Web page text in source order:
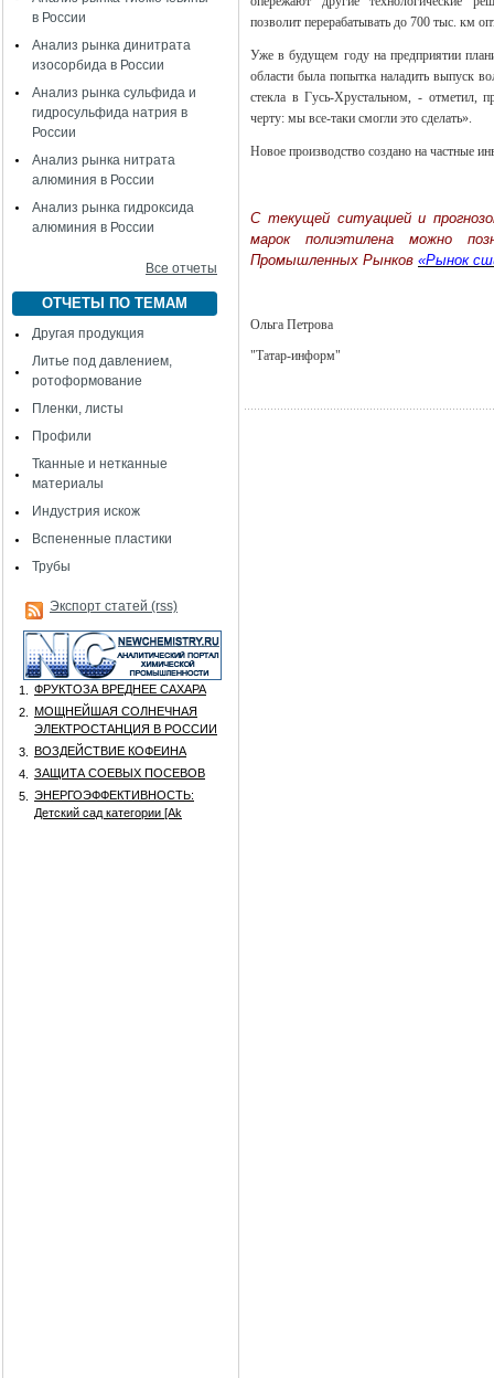
в России
Анализ рынка динитрата
изосорбида в России
Анализ рынка сульфида и
гидросульфида натрия в
России
Анализ рынка нитрата
алюминия в России
Анализ рынка гидроксида
алюминия в России
Все отчеты
ОТЧЕТЫ ПО ТЕМАМ
Другая продукция
Литье под давлением,
ротоформование
Пленки, листы
Профили
Тканные и нетканные
материалы
Индустрия искож
Вспененные пластики
Трубы
Экспорт статей (rss)
1.
ФРУКТОЗА ВРЕДНЕЕ САХАРА
2.
МОЩНЕЙШАЯ СОЛНЕЧНАЯ
ЭЛЕКТРОСТАНЦИЯ В РОССИИ
3.
ВОЗДЕЙСТВИЕ КОФЕИНА
4.
ЗАЩИТА СОЕВЫХ ПОСЕВОВ
5.
ЭНЕРГОЭФФЕКТИВНОСТЬ:
Детский сад категории [Аk
позволит перерабатывать до 700 тыс. км
Уже в будущем году на предприятии
области была попытка наладить выпуск
стекла в Гусь-Хрустальном, - отметил,
черту: мы все-таки смогли это сделать».
Новое производство создано на частные
C текущей ситуацией и
марок полиэтилена можно
Промышленных Рынков «Рынок
Ольга Петрова
"Татар-информ"